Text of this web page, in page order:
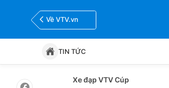
Về VTV.vn
TIN TỨC
Tin tức Xe đạp VTV Cúp